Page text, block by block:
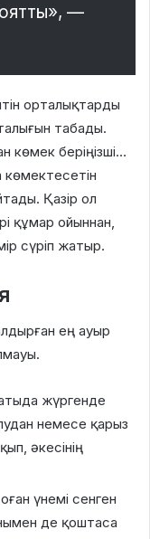
оятты», —
орталықтарды
табады.
көмек беріңізші…
. Қазір ол
құмар ойыннан,
сүріп жатыр.
ең ауыр
.
жүргенде
немесе қарыз
әкесінің
үнемі сенген
де қоштаса